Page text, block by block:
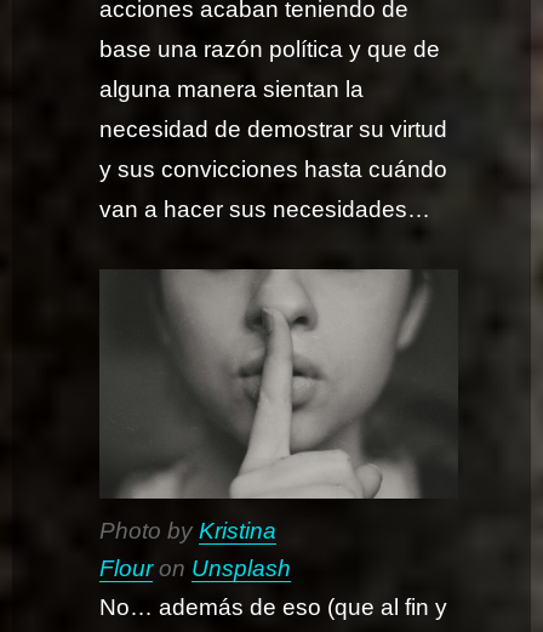
acciones acaban teniendo de
base una razón política y que de
alguna manera sientan la
necesidad de demostrar su virtud
y sus convicciones hasta cuándo
van a hacer sus necesidades…
Photo byKristina
Flouron Unsplash
No… además de eso (que al fin y